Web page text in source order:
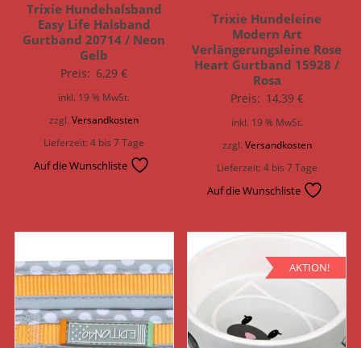
Trixie Hundehalsband
Easy Life Halsband
Gurtband 20714 / Neon
Gelb
Preis: 6,29€
inkl. 19 % MwSt.
zzgl.Versandkosten
Lieferzeit:4 bis 7 Tage
Auf die Wunschliste
Trixie Hundeleine
Modern Art
Verlängerungsleine Rose
Heart Gurtband 15928 /
Rosa
Preis: 14,39 €
inkl. 19 % MwSt.
zzgl. Versandkosten
Lieferzeit:4 bis 7 Tage
Auf die Wunschliste
AKTION!